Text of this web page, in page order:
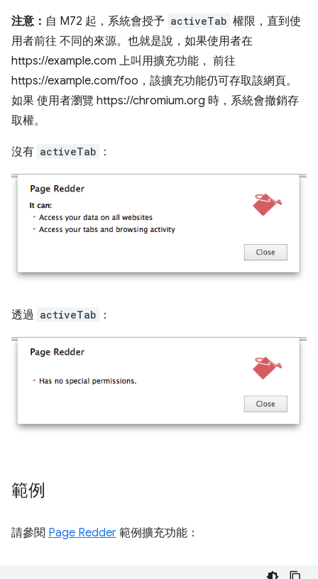
注意： 自 M72 起，系統會授予 activeTab 權限，直到使
用者前往 不同的來源。也就是說，如果使用者在
https://example.com 上叫用擴充功能， 前往
https://example.com/foo，該擴充功能仍可存取該網頁。
如果 使用者瀏覽 https://chromium.org 時，系統會撤銷存
取權。
沒有 activeTab ：
透過 activeTab ：
範例
請參閱 Page Redder 範例擴充功能：